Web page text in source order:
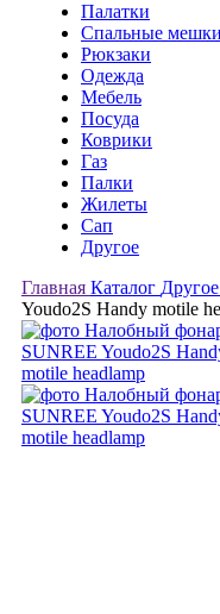
Палатки
Спальные мешки
Рюкзаки
Одежда
Мебель
Посуда
Коврики
Газ
Палки
Жилеты
Сап
Другое
Главная Каталог Другое
Youdo2S Handy motile